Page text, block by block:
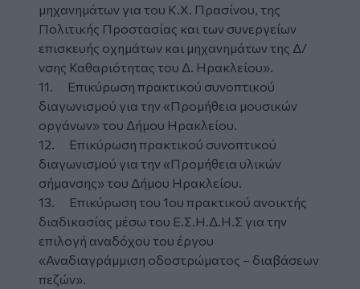
μηχανημάτων για του Κ.Χ. Πρασίνου, της
Πολιτικής Προστασίας και των συνεργείων
επισκευής οχημάτων και μηχανημάτων της Δ/
νσης Καθαριότητας του Δ. Ηρακλείου».
11. Επικύρωση πρακτικού συνοπτικού
διαγωνισμού για την «Προμήθεια μουσικών
οργάνων» του Δήμου Ηρακλείου.
12. Επικύρωση πρακτικού συνοπτικού
διαγωνισμού για την «Προμήθεια υλικών
σήμανσης» του Δήμου Ηρακλείου.
13. Επικύρωση του 1ου πρακτικού ανοικτής
διαδικασίας μέσω του Ε.Σ.Η.Δ.Η.Σ για την
επιλογή αναδόχου του έργου
«Αναδιαγράμμιση οδοστρώματος – διαβάσεων
πεζών».